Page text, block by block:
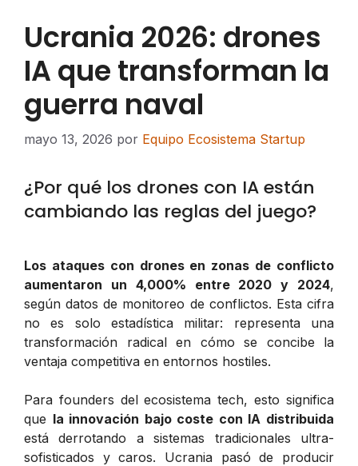
Ucrania 2026: drones
IA que transforman la
guerra naval
mayo 13, 2026 por Equipo Ecosistema Startup
¿Por qué los drones con IA están
cambiando las reglas del juego?
Los ataques con drones en zonas de conflicto
aumentaron un 4,000% entre 2020 y 2024,
según datos de monitoreo de conflictos. Esta cifra
no es solo estadística militar: representa una
transformación radical en cómo se concibe la
ventaja competitiva en entornos hostiles.
Para founders del ecosistema tech, esto significa
que la innovación bajo coste con IA distribuida
está derrotando a sistemas tradicionales ultra-
sofisticados y caros. Ucrania pasó de producir